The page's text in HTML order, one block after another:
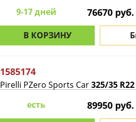
9-17 дней
76670 руб.
В КОРЗИНУ
1585174
Pirelli PZero Sports Car325/35
есть
89950 руб.